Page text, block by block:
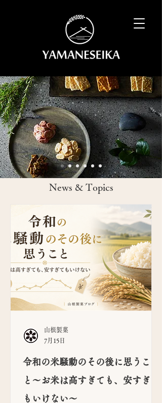
News & Topics
令和の米騒動のその後に思うこ
と〜お米は高すぎても、安すぎて
もいけない〜
山根製菓
7月15日